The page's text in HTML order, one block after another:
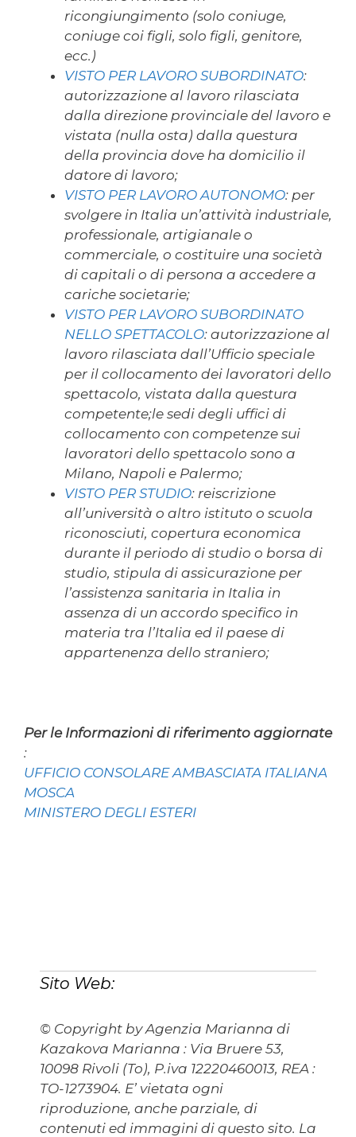
ricongiungimento (solo coniuge,
coniuge coi figli, solo figli, genitore,
ecc.)
VISTO PER LAVORO SUBORDINATO:
autorizzazione al lavoro rilasciata
dalla direzione provinciale del lavoro e
vistata (nulla osta) dalla questura
della provincia dove ha domicilio il
datore di lavoro;
VISTO PER LAVORO AUTONOMO: per
svolgere in Italia un’attività industriale,
professionale, artigianale o
commerciale, o costituire una società
di capitali o di persona a accedere a
cariche societarie;
VISTO PER LAVORO SUBORDINATO
NELLO SPETTACOLO: autorizzazione al
lavoro rilasciata dall’Ufficio speciale
per il collocamento dei lavoratori dello
spettacolo, vistata dalla questura
competente;le sedi degli uffici di
collocamento con competenze sui
lavoratori dello spettacolo sono a
Milano, Napoli e Palermo;
VISTO PER STUDIO: reiscrizione
all’università o altro istituto o scuola
riconosciuti, copertura economica
durante il periodo di studio o borsa di
studio, stipula di assicurazione per
l’assistenza sanitaria in Italia in
assenza di un accordo specifico in
materia tra l’Italia ed il paese di
appartenenza dello straniero;
Per le Informazioni di riferimento aggiornate
:
UFFICIO CONSOLARE AMBASCIATA ITALIANA
MOSCA
MINISTERO DEGLI ESTERI
Sito Web:
© Copyright by Agenzia Marianna di
Kazakova Marianna : Via Bruere 53,
10098 Rivoli (To), P.iva 12220460013, REA :
TO-1273904. E’ vietata ogni
riproduzione, anche parziale, di
contenuti ed immagini di questo sito. La